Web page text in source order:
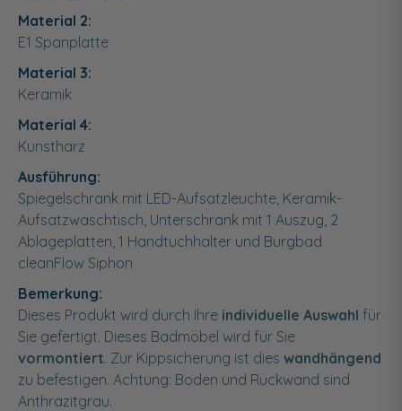
Material 2:
E1 Spanplatte
Material 3:
Keramik
Material 4:
Kunstharz
Ausführung:
Spiegelschrank mit LED-Aufsatzleuchte, Keramik-
Aufsatzwaschtisch, Unterschrank mit 1 Auszug, 2
Ablageplatten, 1 Handtuchhalter und Burgbad
cleanFlow Siphon
Bemerkung:
Dieses Produkt wird durch Ihre individuelle Auswahl für
Sie gefertigt. Dieses Badmöbel wird für Sie
vormontiert. Zur Kippsicherung ist dies wandhängend
zu befestigen. Achtung: Boden und Rückwand sind
Anthrazitgrau.